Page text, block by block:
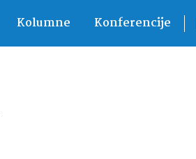
Kolumne Konferencije